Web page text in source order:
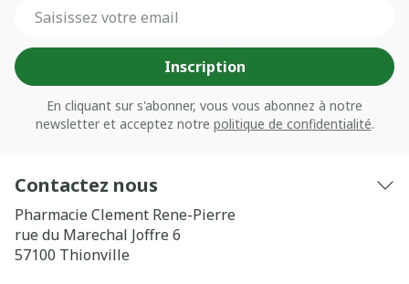
Inscription
En cliquant sur s'abonner, vous vous abonnez à notre
newsletter et acceptez notre politique de confidentialité.
Contactez nous
Pharmacie Clement Rene-Pierre
rue du Marechal Joffre 6
57100 Thionville